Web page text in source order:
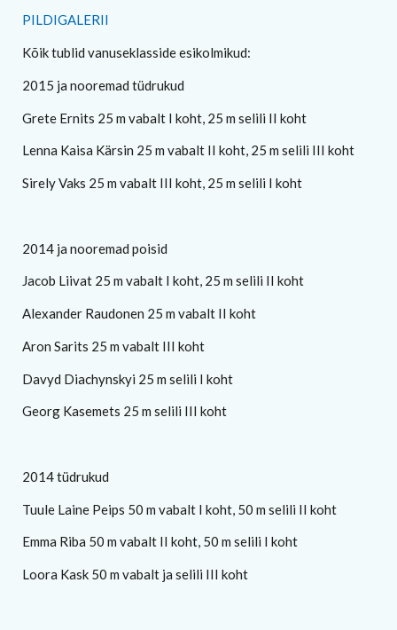
PILDIGALERII
Kõik tublid vanuseklasside esikolmikud:
2015 ja nooremad tüdrukud
Grete Ernits 25 m vabalt I koht, 25 m selili II koht
Lenna Kaisa Kärsin 25 m vabalt II koht, 25 m selili III koht
Sirely Vaks 25 m vabalt III koht, 25 m selili I koht
2014 ja nooremad poisid
Jacob Liivat 25 m vabalt I koht, 25 m selili II koht
Alexander Raudonen 25 m vabalt II koht
Aron Sarits 25 m vabalt III koht
Davyd Diachynskyi 25 m selili I koht
Georg Kasemets 25 m selili III koht
2014 tüdrukud
Tuule Laine Peips 50 m vabalt I koht, 50 m selili II koht
Emma Riba 50 m vabalt II koht, 50 m selili I koht
Loora Kask 50 m vabalt ja selili III koht